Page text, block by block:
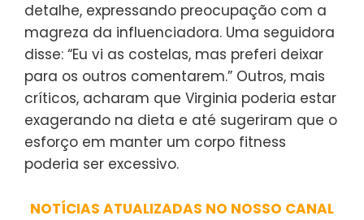
detalhe, expressando preocupação com a
magreza da influenciadora. Uma seguidora
disse: “Eu vi as costelas, mas preferi deixar
para os outros comentarem.” Outros, mais
críticos, acharam que Virginia poderia estar
exagerando na dieta e até sugeriram que o
esforço em manter um corpo fitness
poderia ser excessivo.
NOTÍCIAS ATUALIZADAS NO NOSSO CANAL